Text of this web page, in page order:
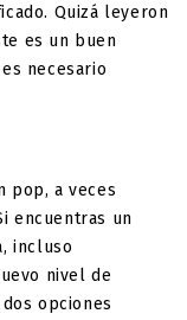
Quizá leyeron
es un buen
necesario
pop, a veces
encuentras un
incluso
nivel de
opciones